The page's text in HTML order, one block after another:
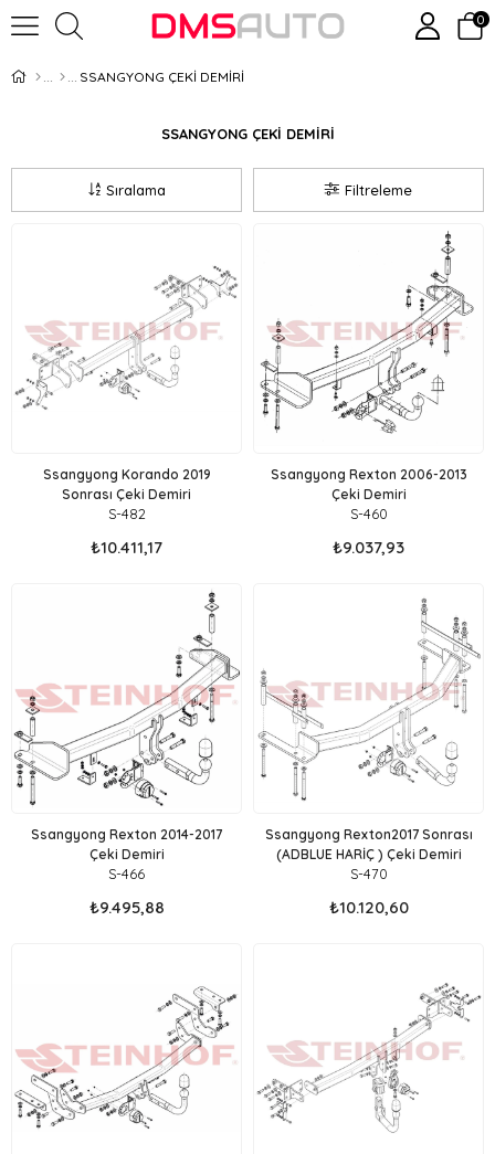
0
SSANGYONG ÇEKİ DEMİRİ
SSANGYONG ÇEKİ DEMİRİ
Filtreleme
Sıralama
Ssangyong Korando 2019
Sonrası Çeki Demiri
S-482
₺10.411,17
Ssangyong Rexton 2006-2013
Çeki Demiri
S-460
₺9.037,93
Ssangyong Rexton 2014-2017
Çeki Demiri
S-466
₺9.495,88
Ssangyong Rexton2017 Sonrası
(ADBLUE HARİÇ ) Çeki Demiri
S-470
₺10.120,60